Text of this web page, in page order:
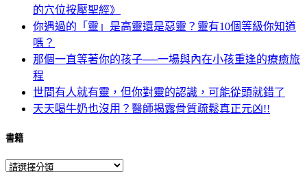
的穴位按壓聖經》
你遇過的「靈」是高靈還是惡靈？靈有10個等級你知道
嗎？
那個一直等著你的孩子──一場與內在小孩重逢的療癒旅
程
世間有人就有靈，但你對靈的認識，可能從頭就錯了
天天喝牛奶也沒用？醫師揭露骨質疏鬆真正元凶!!
書籍